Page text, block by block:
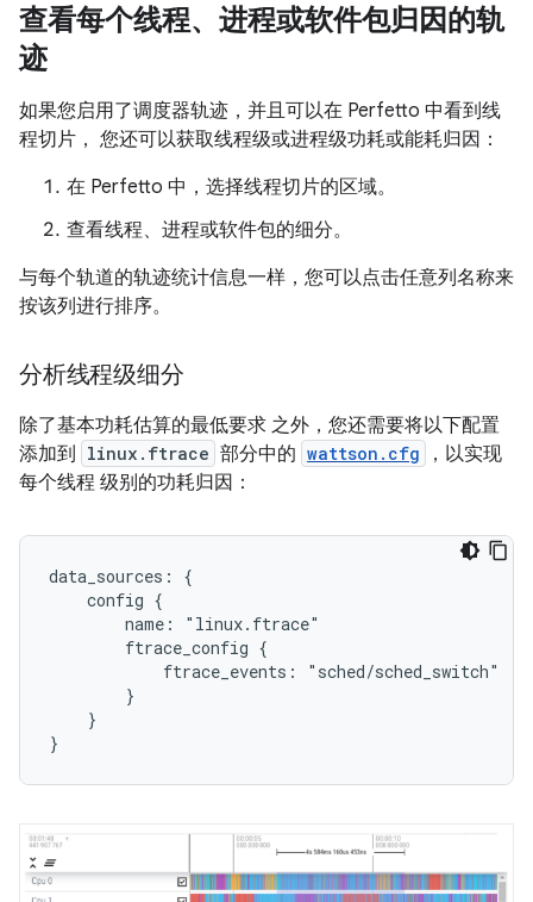
查看每个线程、进程或软件包归因的轨
迹
如果您启用了调度器轨迹，并且可以在 Perfetto 中看到线
程切片， 您还可以获取线程级或进程级功耗或能耗归因：
在 Perfetto 中，选择线程切片的区域。
查看线程、进程或软件包的细分。
与每个轨道的轨迹统计信息一样，您可以点击任意列名称来
按该列进行排序。
分析线程级细分
除了基本功耗估算的最低要求 之外，您还需要将以下配置
添加到 linux.ftrace 部分中的 wattson.cfg
，以实现
每个线程 级别的功耗归因：
data_sources: {
    config {
        name: "linux.ftrace"
        ftrace_config {
            ftrace_events: "sched/sched_switch"
        }
    }